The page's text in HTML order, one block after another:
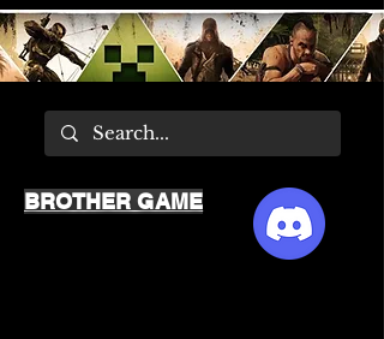
BROTHER GAME